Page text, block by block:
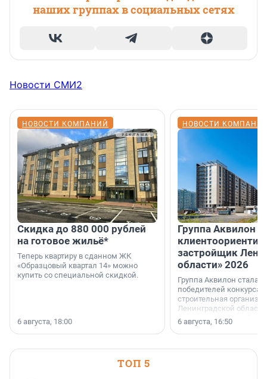
наших группах в социальных сетях
Новости СМИ2
НОВОСТИ КОМПАНИЙ
Скидка до 880 000 рублей
на готовое жильё*
Теперь квартиру в сданном ЖК
«Образцовый квартал 14» можно
купить со специальной скидкой.
6 августа, 18:00
НОВОСТИ
Группа Аквилон
застройщик
области» 2026
Группа Аквилон стала
победителей конкурса
строительная
Ленинградской области
номинации «Самый
застройщик
6 августа, 16:50
ТОП 5